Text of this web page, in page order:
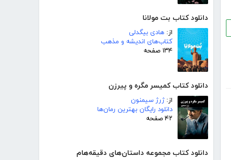
دانلود کتاب بت مولانا
از: هادی بیگدلی
کتاب‌های اندیشه و مذهب
۱۳۴ صفحه
دانلود کتاب کمیسر مگره و پیرزن
از:ژرژ سیمنون
دانلود رایگان بهترین رمان‌ها
۴۲ صفحه
دانلود کتاب مجموعه داستان‌های دقیقه‌هام